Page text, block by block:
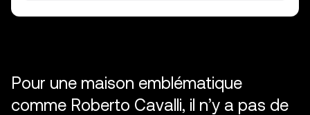
Pour une maison emblématique
comme Roberto Cavalli, il n’y a pas de